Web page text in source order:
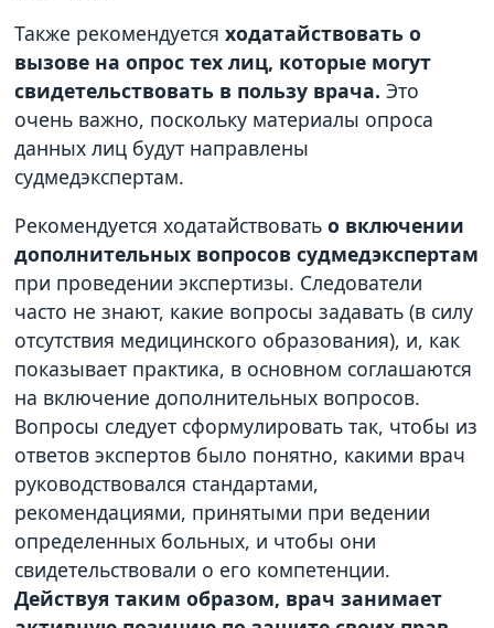
Также рекомендуетсяходатайствовать о
вызове на опрос тех лиц, которые могут
свидетельствовать в пользу врача. Это
очень важно, поскольку материалы опроса
данных лиц будут направлены
судмедэкспертам.
Рекомендуется ходатайствоватьо включении
дополнительных вопросов судмедэкспертам
при проведении экспертизы. Следователи
часто не знают, какие вопросы задавать (в силу
отсутствия медицинского образования), и, как
показывает практика, в основном соглашаются
на включение дополнительных вопросов.
Вопросы следует сформулировать так, чтобы из
ответов экспертов было понятно, какими врач
руководствовался стандартами,
рекомендациями, принятыми при ведении
определенных больных, и чтобы они
свидетельствовали о его компетенции.
Действуя таким образом, врач занимает